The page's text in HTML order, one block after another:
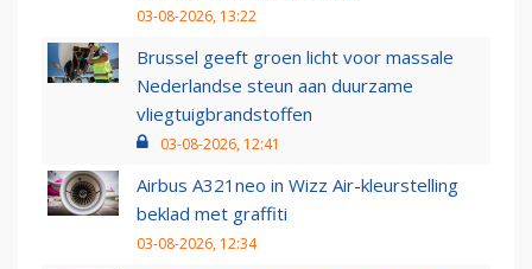
03-08-2026, 13:22
Brussel geeft groen licht voor massale
Nederlandse steun aan duurzame
vliegtuigbrandstoffen
03-08-2026, 12:41
Airbus A321neo in Wizz Air-kleurstelling
beklad met graffiti
03-08-2026, 12:34